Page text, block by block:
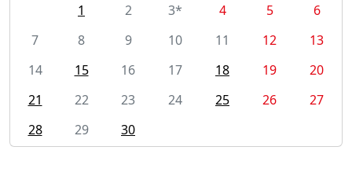
1
2 3* 4 5
6
7
8 9 10 11 12
13
14
15 16 17 18 19
20
21
22 23 24 25 26
27
28
29 30